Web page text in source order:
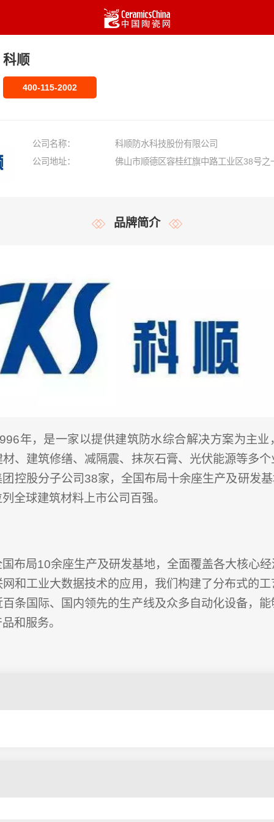
科顺
400-115-2002
公司名称：
科顺防水科技股份有限公司
公司地址：
佛山市顺德区容桂红旗中路工业区38号之
品牌简介
年，是一家以提供建筑防水综合解决方案为主业
、建筑修缮、减隔震、抹灰石膏、光伏能源等多
控股分子公司38家，全国布局十余座生产及研发
全球建筑材料上市公司百强。
布局10余座生产及研发基地，全面覆盖各大核心
和工业大数据技术的应用，我们构建了分布式的
条国际、国内领先的生产线及众多自动化设备，
和服务。